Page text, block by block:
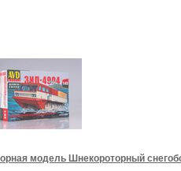
модель Шнекороторный